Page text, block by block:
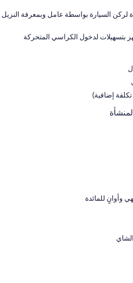
لركن السيارة بواسطة عامل وبمعرفة النزيل
لدخول الكراسي المتحركة
إضافية)
وأوانٍ للمائدة